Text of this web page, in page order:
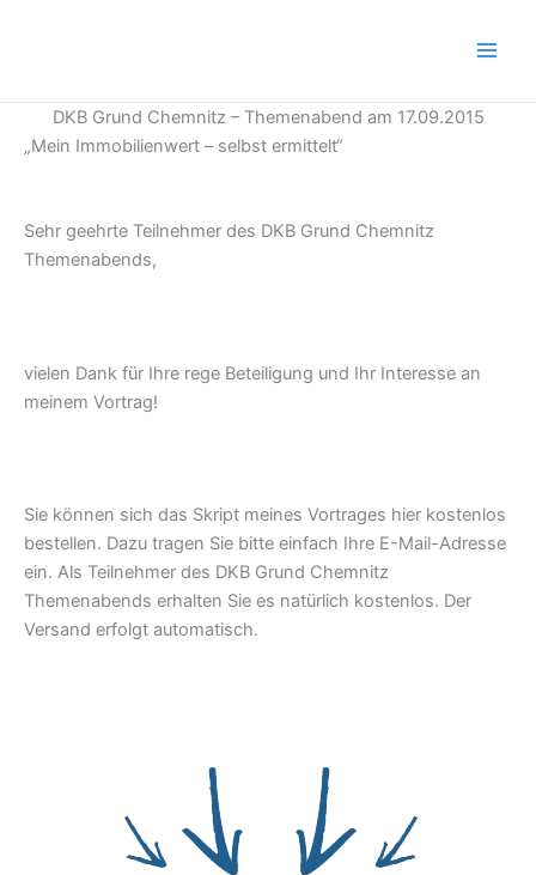
DKB Grund Chemnitz – Themenabend am 17.09.2015
„Mein Immobilienwert – selbst ermittelt“
Sehr geehrte Teilnehmer des DKB Grund Chemnitz
Themenabends,
vielen Dank für Ihre rege Beteiligung und Ihr Interesse an
meinem Vortrag!
Sie können sich das Skript meines Vortrages hier kostenlos
bestellen. Dazu tragen Sie bitte einfach Ihre E-Mail-Adresse
ein. Als Teilnehmer des DKB Grund Chemnitz
Themenabends erhalten Sie es natürlich kostenlos. Der
Versand erfolgt automatisch.